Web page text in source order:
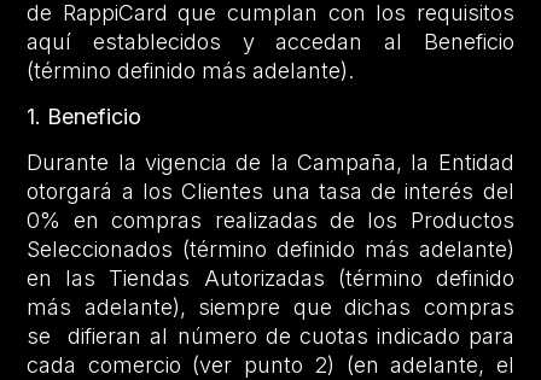
de RappiCard que cumplan con los requisitos
aquí establecidos y accedan al Beneficio
(término definido más adelante).
1. Beneficio
Durante la vigencia de la Campaña, la Entidad
otorgará a los Clientes una tasa de interés del
0% en compras realizadas de los Productos
Seleccionados (término definido más adelante)
en las Tiendas Autorizadas (término definido
más adelante), siempre que dichas compras
se difieran al número de cuotas indicado para
cada comercio (ver punto 2) (en adelante, el